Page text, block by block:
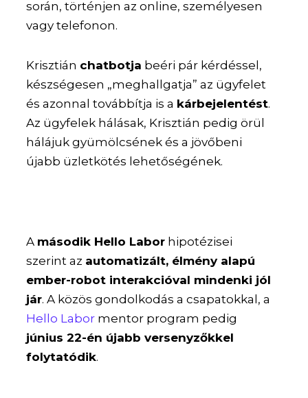
során, történjen az online, személyesen
vagy telefonon.
Krisztián chatbotja beéri pár kérdéssel,
készségesen „meghallgatja” az ügyfelet
és azonnal továbbítja is a kárbejelentést.
Az ügyfelek hálásak, Krisztián pedig örül
hálájuk gyümölcsének és a jövőbeni
újabb üzletkötés lehetőségének.
A második Hello Labor hipotézisei
szerint az automatizált, élmény alapú
ember-robot interakcióval mindenki jól
jár. A közös gondolkodás a csapatokkal, a
Hello Labor mentor program pedig
június 22-én újabb versenyzőkkel
folytatódik.